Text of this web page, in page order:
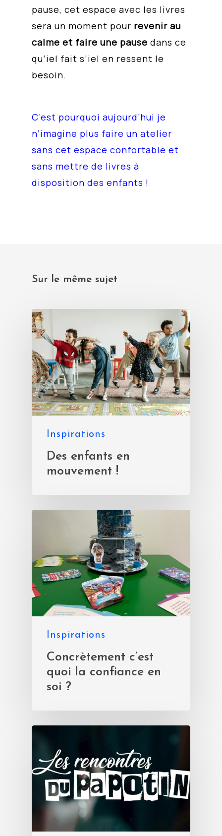
pause, cet espace avec les livres
sera un moment pour revenir au
calme et faire une pause dans ce
qu’iel fait s’iel en ressent le
besoin.
C’est pourquoi aujourd’hui je
n’imagine plus faire un atelier
sans cet espace confortable et
sans mettre de livres à
disposition des enfants !
Sur le même sujet
Inspirations
Des enfants en
mouvement !
Inspirations
Concrètement c’est
quoi la confiance en
soi ?